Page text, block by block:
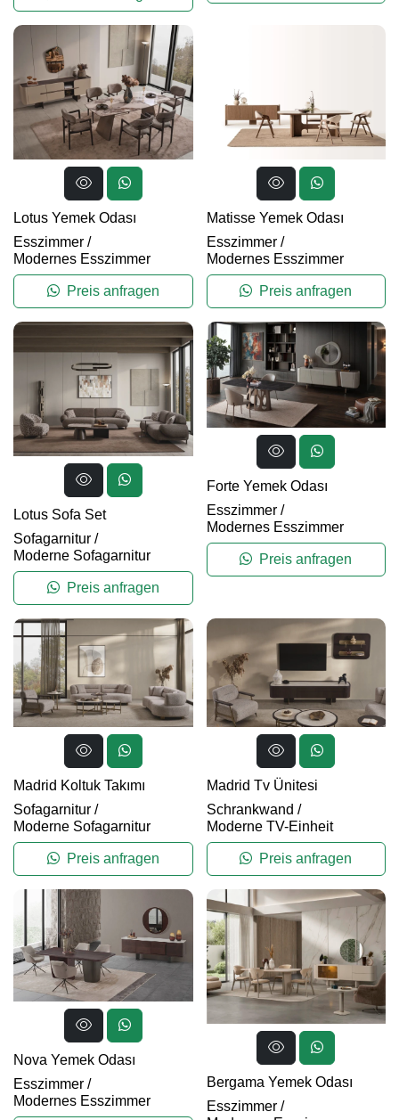
Lotus Yemek Odası
Esszimmer /
Modernes Esszimmer
Preis anfragen
Matisse Yemek Odası
Esszimmer/
Modernes Esszimmer
Preis anfragen
Lotus Sofa Set
Sofagarnitur /
Moderne Sofagarnitur
Preis anfragen
Forte Yemek Odası
Esszimmer/
Modernes Esszimmer
Preis anfragen
Madrid Koltuk Takımı
Sofagarnitur /
Moderne Sofagarnitur
Preis anfragen
Madrid Tv Ünitesi
Schrankwand /
Moderne TV-Einheit
Preis anfragen
Nova Yemek Odası
Esszimmer /
Modernes Esszimmer
Bergama Yemek Odası
Esszimmer/